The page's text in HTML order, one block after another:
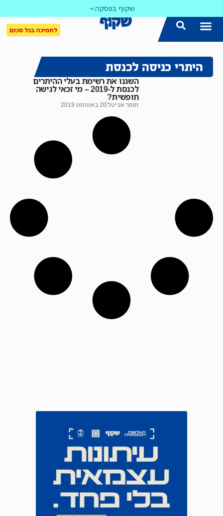
שקוף בפסקה
לתמיכה בכל סכום
היתרי כניסה לכנסת
השגנו את רשימת בעלי ההיתרים
לכנסת ל-2019 – מי זכאי לגישה
חופשית?
תומר אביטל20 באוגוסט 2019